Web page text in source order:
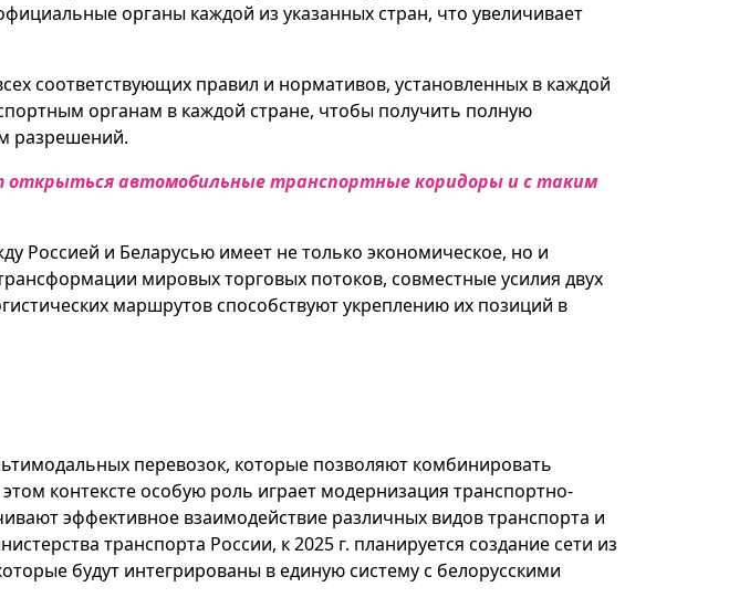
органы каждой из указанных стран, что увеличивает
соответствующих правил и нормативов, установленных в каждой
органам в каждой стране, чтобы получить полную
разрешений.
открыться автомобильные транспортные коридоры и с таким
Россией и Беларусью имеет не только экономическое, но и
мировых торговых потоков, совместные усилия двух
маршрутов способствуют укреплению их позиций в
перевозок, которые позволяют комбинировать
контексте особую роль играет модернизация транспортно-
эффективное взаимодействие различных видов транспорта и
транспорта России, к 2025 г. планируется создание сети из
будут интегрированы в единую систему с белорусскими